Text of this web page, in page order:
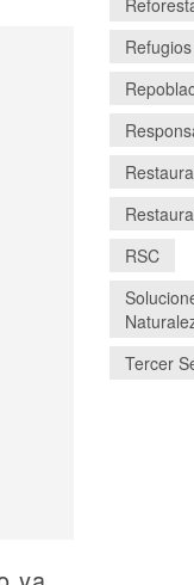
RSC
Tercer